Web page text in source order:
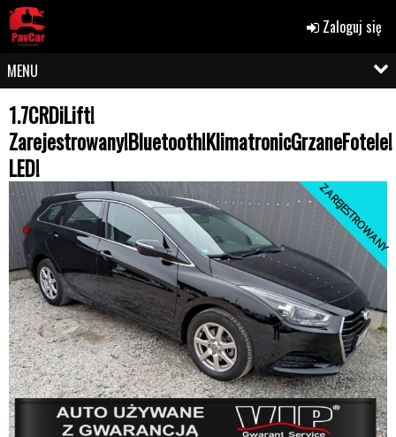
Zaloguj się
MENU
1.7CRDiLift!
Zarejestrowany!Bluetooth!KlimatronicGrzaneFotele!
LED!
ZAREJESTROWANY